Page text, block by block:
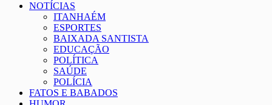
NOTÍCIAS
ITANHAÉM
ESPORTES
BAIXADA SANTISTA
EDUCAÇÃO
POLÍTICA
SAÚDE
POLÍCIA
FATOS E BABADOS